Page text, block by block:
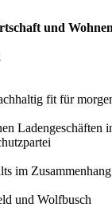
und
fit für
Ladengeschäften
im
und Wolfbusch